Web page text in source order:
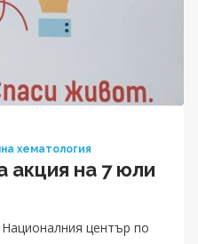
хематология
акция на 7 юли
център по